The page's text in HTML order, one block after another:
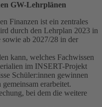
GW-Lehrplänen
Finanzen ist ein zentrales
durch den Lehrplan 2023 in
ab 2027/28 in der
kann, welches Fachwissen
im INSERT-Projekt
Schüler:innen gewinnen
erarbeitet.
bei dem die weitere